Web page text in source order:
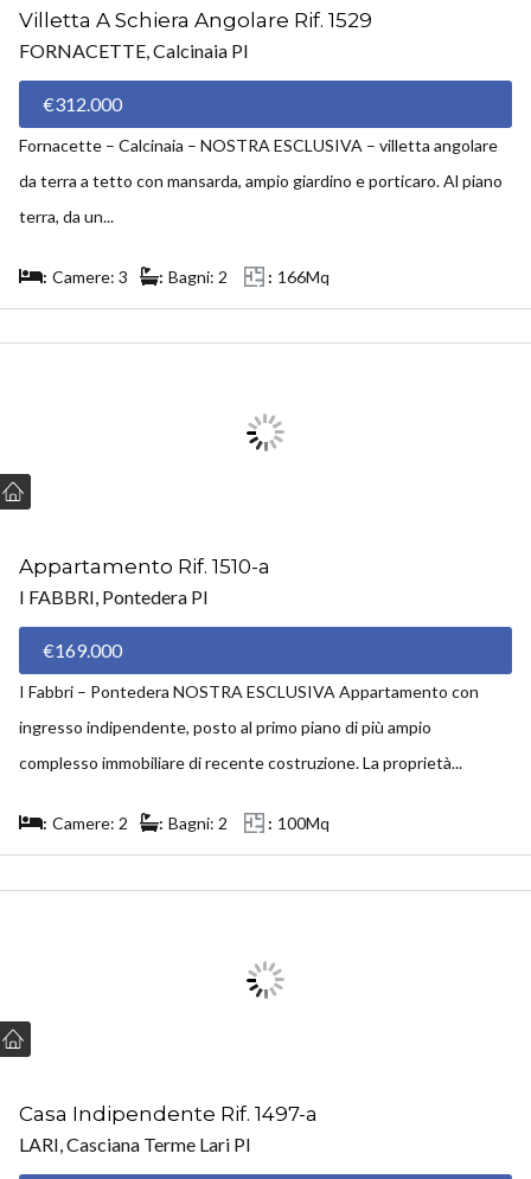
Villetta A Schiera Angolare Rif. 1529
FORNACETTE, Calcinaia PI
€312.000
Fornacette – Calcinaia – NOSTRA ESCLUSIVA – villetta angolare
da terra a tetto con mansarda, ampio giardino e porticaro. Al piano
terra, da un...
Camere: 3 Bagni: 2 166Mq
Appartamento Rif. 1510-a
I FABBRI, Pontedera PI
€169.000
I Fabbri – Pontedera NOSTRA ESCLUSIVA Appartamento con
ingresso indipendente, posto al primo piano di più ampio
complesso immobiliare di recente costruzione. La proprietà...
Camere: 2 Bagni: 2 100Mq
Casa Indipendente Rif. 1497-a
LARI, Casciana Terme Lari PI